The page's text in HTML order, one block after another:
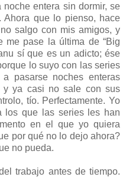
noche entera sin dormir, se
que lo pienso, hace
salgo con mis amigos, y
me pase la última de “Big
sí que es un adicto; ése
lo suyo con las series
pasarse noches enteras
y ya casi no sale con sus
tío. Perfectamente. Yo
los que las series les han
en el que yo quiera
por qué no lo dejo ahora?
no pueda.
trabajo antes de tiempo.